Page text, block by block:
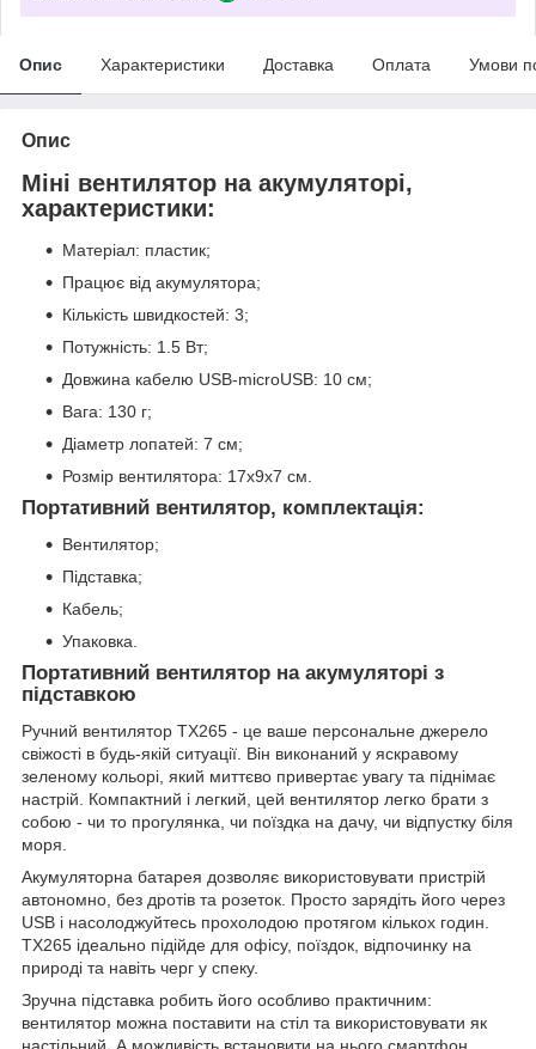
Опис Характеристики Доставка Оплата Умови
Опис
Міні вентилятор на акумуляторі,
характеристики:
Матеріал: пластик;
Працює від акумулятора;
Кількість швидкостей: 3;
Потужність: 1.5 Вт;
Довжина кабелю USB-microUSB: 10 см;
Вага: 130 г;
Діаметр лопатей: 7 см;
Розмір вентилятора: 17х9х7 см.
Портативний вентилятор, комплектація:
Вентилятор;
Підставка;
Кабель;
Упаковка.
Портативний вентилятор на акумуляторі з
підставкою
Ручний вентилятор TX265 - це ваше персональне джерело
свіжості в будь-якій ситуації. Він виконаний у яскравому
зеленому кольорі, який миттєво привертає увагу та піднімає
настрій. Компактний і легкий, цей вентилятор легко брати з
собою - чи то прогулянка, чи поїздка на дачу, чи відпустку біля
моря.
Акумуляторна батарея дозволяє використовувати пристрій
автономно, без дротів та розеток. Просто зарядіть його через
USB і насолоджуйтесь прохолодою протягом кількох годин.
TX265 ідеально підійде для офісу, поїздок, відпочинку на
природі та навіть черг у спеку.
Зручна підставка робить його особливо практичним:
вентилятор можна поставити на стіл та використовувати як